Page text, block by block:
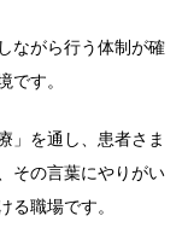
ながら行う体制が確
です。
」を通し、患者さま
その言葉にやりがい
る職場です。